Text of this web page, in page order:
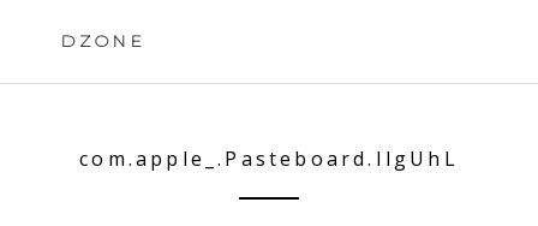
DZONE
com.apple_.Pasteboard.IlgUhL